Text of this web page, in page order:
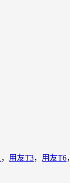
， 用友T3， 用友T6，